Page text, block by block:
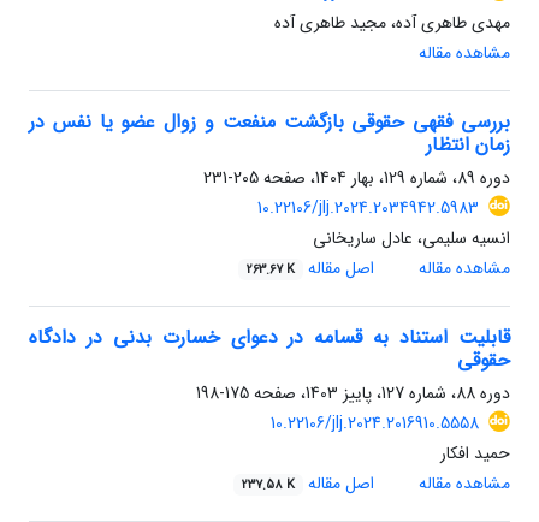
مهدی طاهری آده، مجید طاهری آده
مشاهده مقاله
بررسی فقهی حقوقی بازگشت منفعت و زوال عضو یا نفس در
زمان انتظار
دوره 89، شماره 129، بهار 1404، صفحه
205-231
10.22106/jlj.2024.2034942.5983
انسیه سلیمی، عادل ساریخانی
مشاهده مقاله
اصل مقاله 263.67 K
قابلیت استناد به قسامه در دعوای خسارت بدنی در دادگاه
حقوقی
دوره 88، شماره 127، پاییز 1403، صفحه
175-198
10.22106/jlj.2024.2016910.5558
حمید افکار
مشاهده مقاله
اصل مقاله 237.58 K